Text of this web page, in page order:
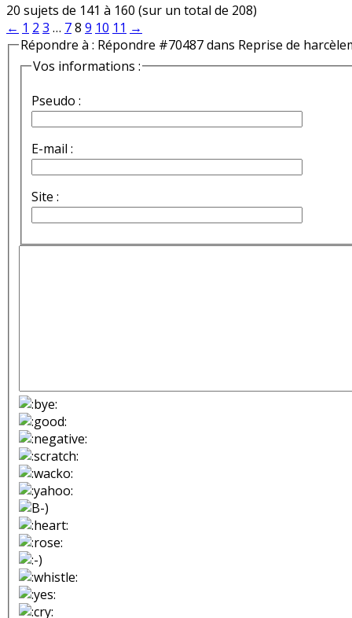
20 sujets de 141 à 160 (sur un total de 208)
← 1 2 3 … 78 9 10 11 →
Répondre à : Répondre #70487 dans Reprise de
Vos informations :
Pseudo :
E-mail :
Site :